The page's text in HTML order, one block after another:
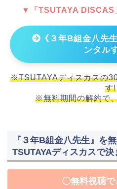
▼「TSUTAYA DISCAS
《３年B組金八先
ンタル
※TSUTAYAディスカスの
す!
※無料期間の解約で
『３年B組金八先生』を
TSUTAYAディスカスで決
〇無料視聴